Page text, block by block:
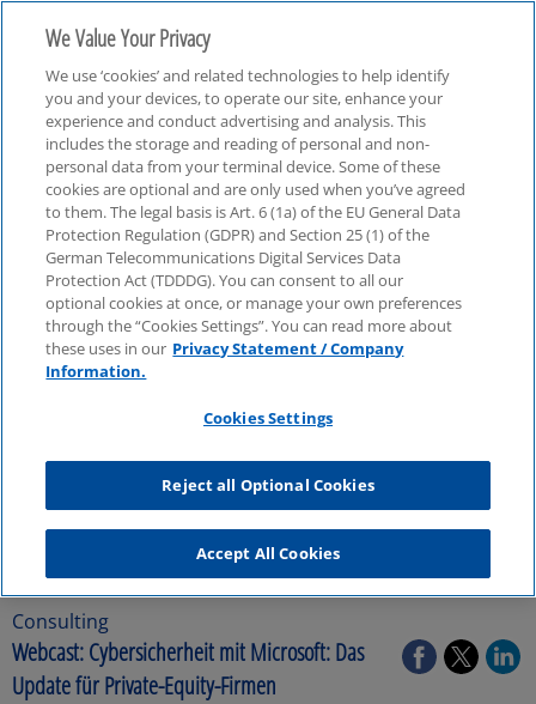
Consulting
Consulting
Webcast: Cybersicherheit mit Microsoft: Das
Update für Private-Equity-Firmen
We Value Your Privacy
We use ‘cookies’ and related technologies to help identify
you and your devices, to operate our site, enhance your
experience and conduct advertising and analysis. This
includes the storage and reading of personal and non-
personal data from your terminal device. Some of these
cookies are optional and are only used when you’ve agreed
to them. The legal basis is Art. 6 (1a) of the EU General Data
Protection Regulation (GDPR) and Section 25 (1) of the
German Telecommunications Digital Services Data
Protection Act (TDDDG). You can consent to all our
optional cookies at once, or manage your own preferences
through the “Cookies Settings”. You can read more about
these uses in our Privacy Statement / Company
Information.
Cookies Settings
Reject all Optional Cookies
Accept All Cookies